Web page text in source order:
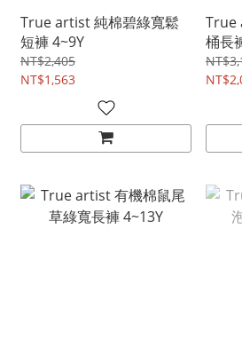
True artist 純棉碧綠寬鬆
短褲 4~9Y
NT$2,405
NT$1,563
True
桶長